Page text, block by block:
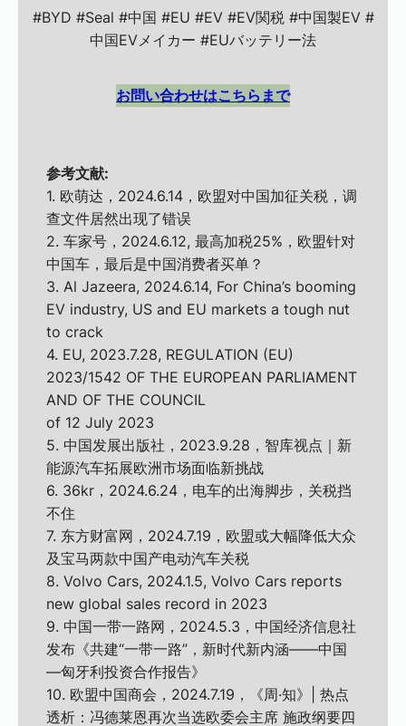
#BYD #Seal #中国 #EU #EV #EV関税 #中国製EV #
中国EVメイカー #EUバッテリー法
お問い合わせはこちらまで
参考文献:
1. 欧萌达，2024.6.14，欧盟对中国加征关税，调
查文件居然出现了错误
2. 车家号，2024.6.12, 最高加税25%，欧盟针对
中国车，最后是中国消费者买单？
3. Al Jazeera, 2024.6.14, For China’s booming
EV industry, US and EU markets a tough nut
to crack
4. EU, 2023.7.28, REGULATION (EU)
2023/1542 OF THE EUROPEAN PARLIAMENT
AND OF THE COUNCIL
of 12 July 2023
5. 中国发展出版社，2023.9.28，智库视点｜新
能源汽车拓展欧洲市场面临新挑战
6. 36kr，2024.6.24，电车的出海脚步，关税挡
不住
7. 东方财富网，2024.7.19，欧盟或大幅降低大众
及宝马两款中国产电动汽车关税
8. Volvo Cars, 2024.1.5, Volvo Cars reports
new global sales record in 2023
9. 中国一带一路网，2024.5.3，中国经济信息社
发布《共建“一带一路”，新时代新内涵——中国
—匈牙利投资合作报告》
10. 欧盟中国商会，2024.7.19，《周·知》| 热点
透析：冯德莱恩再次当选欧委会主席 施政纲要四